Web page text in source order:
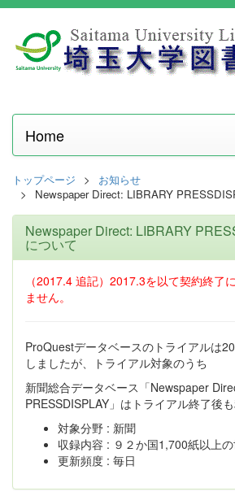
Home
トップページ
お知らせ
Newspaper Direct: LIBRARY
Newspaper Direct: LIBRARY
について
（2017.4 追記）2017.3を以て契約終了
ません。
ProQuestデータベースのトライアルは
しましたが、トライアル対象のうち
新聞総合データベース「Newspaper
PRESSDISPLAY」はトライアル終了後も
対象分野 : 新聞
収録内容 : ９２か国1,700紙以上
更新頻度 : 毎日